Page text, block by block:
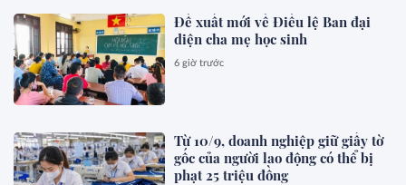
Đề xuất mới về Điều lệ Ban đại
diện cha mẹ học sinh
6 giờ trước
Từ 10/9, doanh nghiệp giữ giấy tờ
gốc của người lao động có thể bị
phạt 25 triệu đồng